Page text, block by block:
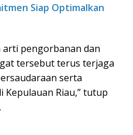
Siap Optimalkan
arti pengorbanan dan
tersebut terus terjaga
serta
Kepulauan Riau,” tutup